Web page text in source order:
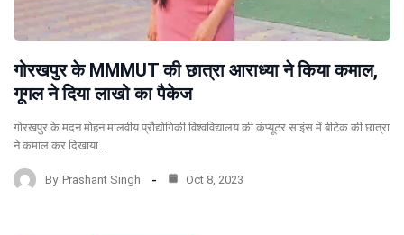
गोरखपुर के MMMUT की छात्रा आराध्या ने किया कमाल,
गूगल ने दिया लाखो का पैकेज
गोरखपुर के मदन मोहन मालवीय प्रौद्योगिकी विश्वविद्यालय की कंप्यूटर साइंस में बीटेक की छात्रा
ने कमाल कर दिखाया…
By Prashant Singh Oct 8, 2023